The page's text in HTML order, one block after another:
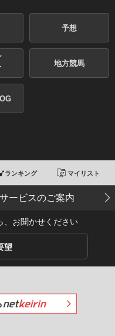
予想
地方競馬
ランキング マイリスト
ービスのご案内
、お聞かせください
望